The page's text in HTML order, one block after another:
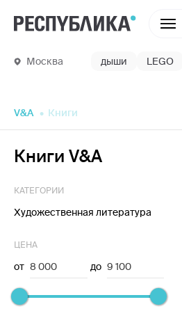
Москва дыши LEGO
V&A Книги
Книги V&A
КАТЕГОРИИ
Художественная литература
ЦЕНА
от 8 000 до 9 100